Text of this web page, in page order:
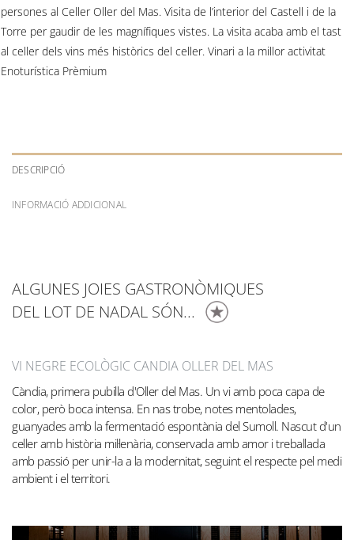
persones al Celler Oller del Mas. Visita de l’interior del Castell i de la
Torre per gaudir de les magnífiques vistes. La visita acaba amb el tast
al celler dels vins més històrics del celler. Vinari a la millor activitat
Enoturística Prèmium
DESCRIPCIÓ
INFORMACIÓ ADDICIONAL
ALGUNES JOIES GASTRONÒMIQUES
DEL LOT DE NADAL SÓN...
VI NEGRE ECOLÒGIC CANDIA OLLER DEL MAS
Càndia, primera pubilla d'Oller del Mas. Un vi amb poca capa de
color, però boca intensa. En nas trobe, notes mentolades,
guanyades amb la fermentació espontània del Sumoll. Nascut d'un
celler amb història mil·lenària, conservada amb amor i treballada
amb passió per unir-la a la modernitat, seguint el respecte pel medi
ambient i el territori.